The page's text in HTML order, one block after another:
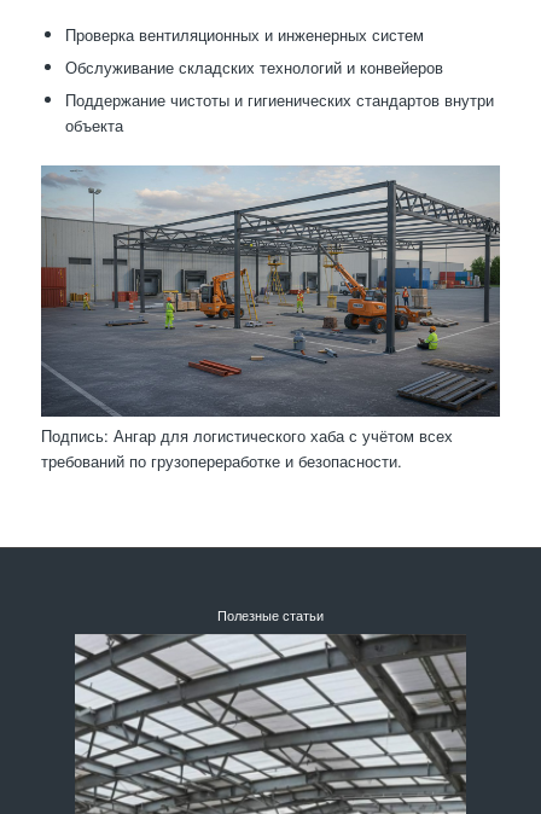
Проверка вентиляционных и инженерных систем
Обслуживание складских технологий и конвейеров
Поддержание чистоты и гигиенических стандартов внутри
объекта
Подпись: Ангар для логистического хаба с учётом всех
требований по грузопереработке и безопасности.
Полезные статьи